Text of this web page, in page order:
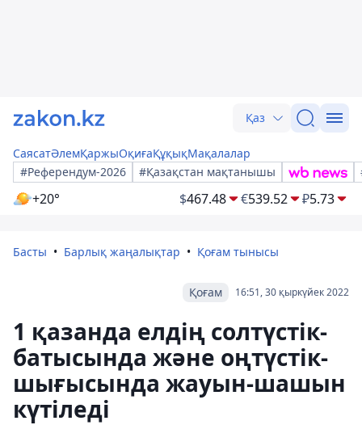
Қаз
СаясатӘлемҚаржыОқиғаҚұқықМақалалар
#Референдум-2026
#Қазақстан мақтанышы
+20° $467.48 €539.52 ₽5.73
Басты Барлық жаңалықтар Қоғам тынысы
16:51, 30 қыркүйек 2022
Қоғам
1 қазанда елдің солтүстік-
батысында және оңтүстік-
шығысында жауын-шашын
күтіледі